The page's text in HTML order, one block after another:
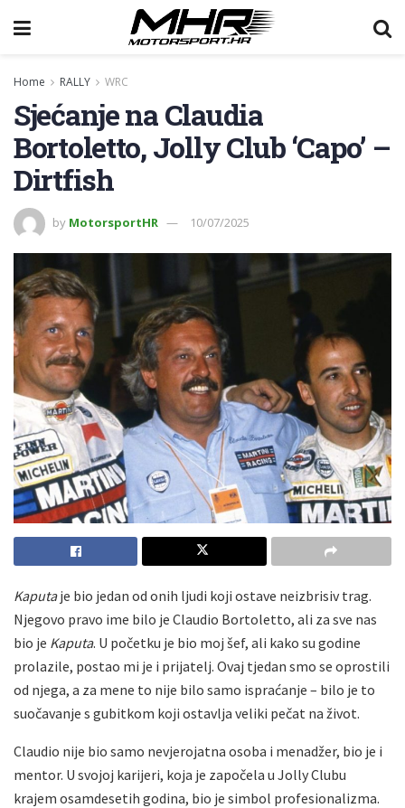
Home RALLY WRC
Sjećanje na Claudia
Bortoletto, Jolly Club ‘Capo’ –
Dirtfish
by MotorsportHR 10/07/2025
Kaputaje bio jedan od onih ljudi koji ostave neizbrisiv trag.
Njegovo pravo ime bilo je Claudio Bortoletto, ali za sve nas
bio je Kaputa. U početku je bio moj šef, ali kako su godine
prolazile, postao mi je i prijatelj. Ovaj tjedan smo se oprostili
od njega, a za mene to nije bilo samo ispraćanje – bilo je to
suočavanje s gubitkom koji ostavlja veliki pečat na život.
Claudio nije bio samo nevjerojatna osoba i menadžer, bio je i
mentor. U svojoj karijeri, koja je započela u Jolly Clubu
krajem osamdesetih godina, bio je simbol profesionalizma.